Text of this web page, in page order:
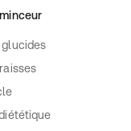
glucides